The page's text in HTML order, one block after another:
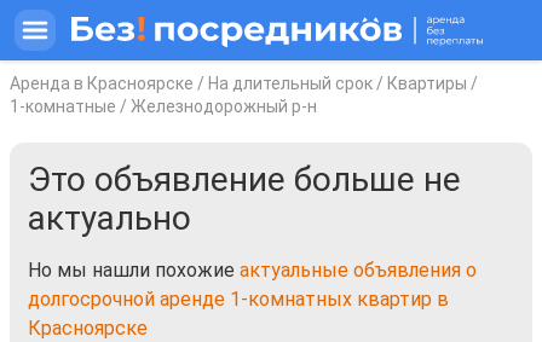
Аренда в Красноярске / На длительный срок / Квартиры /
1-комнатные / Железнодорожный р-н
Это объявление больше не
актуально
Но мы нашли похожие актуальные объявления о
долгосрочной аренде 1-комнатных квартир в
Красноярске